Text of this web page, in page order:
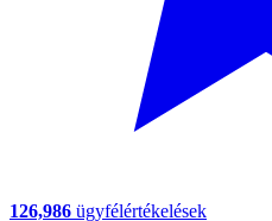
126,986 ügyfélértékelések